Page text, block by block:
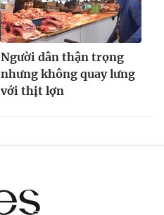
Người dân thận trọng
nhưng không quay lưng
với thịt lợn